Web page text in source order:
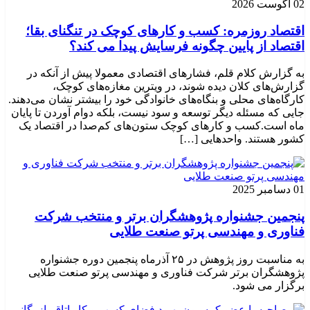
02 آگوست 2026
اقتصاد روزمره: کسب‌ و کارهای کوچک در تنگنای بقا؛
اقتصاد از پایین چگونه فرسایش پیدا می کند؟
به گزارش کلام قلم، فشارهای اقتصادی معمولا پیش از آنکه در
گزارش‌های کلان دیده شوند، در ویترین مغازه‌های کوچک،
کارگاه‌های محلی و بنگاه‌های خانوادگی خود را بیشتر نشان می‌دهند.
جایی که مسئله دیگر توسعه و سود نیست، بلکه دوام آوردن تا پایان
ماه است.کسب‌ و کارهای کوچک ستون‌های کم‌صدا در اقتصاد یک
کشور هستند. واحدهایی […]
01 دسامبر 2025
پنجمین جشنواره پژوهشگران برتر و منتخب شرکت
فناوری و مهندسی پرتو صنعت طلایی
به مناسبت روز پژوهش در ۲۵ آذرماه پنجمین دوره جشنواره
پژوهشگران برتر شرکت فناوری و مهندسی پرتو صنعت طلایی
برگزار می شود.